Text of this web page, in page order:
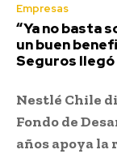
Empresas
“Ya no basta
un buen
Seguros llegó
Nestlé Chile
Fondo de
años apoya la